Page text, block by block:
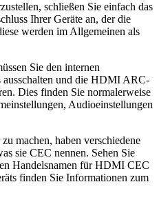
schließen Sie einfach das
Ihrer Geräte an, der die
werden im Allgemeinen als
Sie den internen
ausschalten und die HDMI ARC-
Dies finden Sie normalerweise
Audioeinstellungen
machen, haben verschiedene
sie CEC nennen. Sehen Sie
Handelsnamen für HDMI CEC
finden Sie Informationen zum